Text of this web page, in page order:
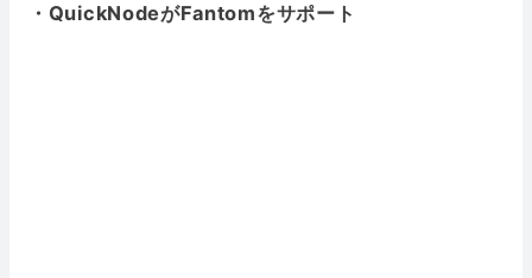
・QuickNodeがFantomをサポート